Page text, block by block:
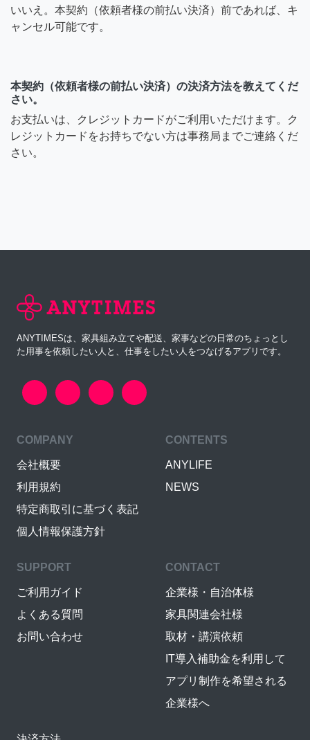
いいえ。本契約（依頼者様の前払い決済）前であれば、キ
ャンセル可能です。
本契約（依頼者様の前払い決済）の決済方法を教えてくだ
さい。
お支払いは、クレジットカードがご利用いただけます。ク
レジットカードをお持ちでない方は事務局までご連絡くだ
さい。
ANYTIMESは、家具組み立てや配送、家事などの日常のちょっとし
た用事を依頼したい人と、仕事をしたい人をつなげるアプリです。
COMPANY
会社概要
利用規約
特定商取引に基づく表記
個人情報保護方針
CONTENTS
ANYLIFE
NEWS
SUPPORT
ご利用ガイド
よくある質問
お問い合わせ
CONTACT
企業様・自治体様
家具関連会社様
取材・講演依頼
IT導入補助金を利用して
アプリ制作を希望される
企業様へ